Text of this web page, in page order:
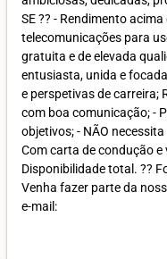
SE ?? - Rendimento
telecomunicações para
gratuita e de elevada
entusiasta, unida e
e perspetivas de carreira;
com boa comunicação; -
objetivos; - NÃO
Com carta de condução
Disponibilidade total. ??
Venha fazer parte da
e-mail: